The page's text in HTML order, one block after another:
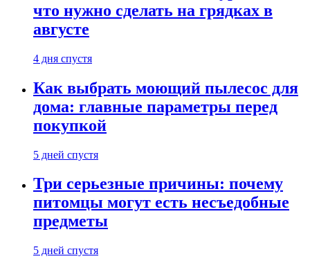
что нужно сделать на грядках в
августе
4 дня спустя
Как выбрать моющий пылесос для
дома: главные параметры перед
покупкой
5 дней спустя
Три серьезные причины: почему
питомцы могут есть несъедобные
предметы
5 дней спустя